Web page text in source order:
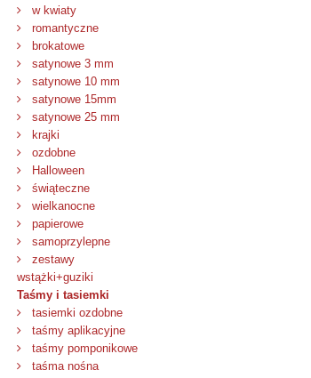
w kwiaty
romantyczne
brokatowe
satynowe 3 mm
satynowe 10 mm
satynowe 15mm
satynowe 25 mm
krajki
ozdobne
Halloween
świąteczne
wielkanocne
papierowe
samoprzylepne
zestawy
wstążki+guziki
Taśmy i tasiemki
tasiemki ozdobne
taśmy aplikacyjne
taśmy pomponikowe
taśma nośna